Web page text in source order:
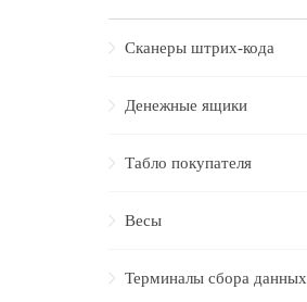
Сканеры штрих-кода
Денежные ящики
Табло покупателя
Весы
Терминалы сбора данных